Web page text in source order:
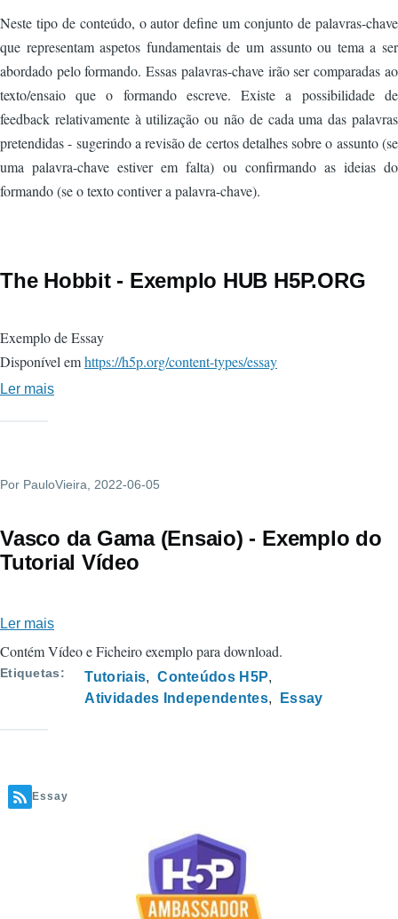
Neste tipo de conteúdo, o autor define um conjunto de palavras-chave
que representam aspetos fundamentais de um assunto ou tema a ser
abordado pelo formando. Essas palavras-chave irão ser comparadas ao
texto/ensaio que o formando escreve. Existe a possibilidade de
feedback relativamente à utilização ou não de cada uma das palavras
pretendidas - sugerindo a revisão de certos detalhes sobre o assunto (se
uma palavra-chave estiver em falta) ou confirmando as ideias do
formando (se o texto contiver a palavra-chave).
The Hobbit - Exemplo HUB H5P.ORG
Exemplo de Essay
Disponível emhttps://h5p.org/content-types/essay
Ler mais
Exemplo
H5P.ORG
Por PauloVieira, 2022-06-05
Vasco da Gama (Ensaio) - Exemplo do
Tutorial Vídeo
Ler mais
Vasco
da
Gama
do
Contém Vídeo e Ficheiro exemplo para download.
Etiquetas Tutoriais
Conteúdos H5P
Atividades Independentes
Essay
Essay